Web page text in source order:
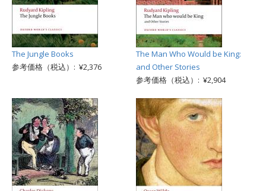
The Jungle Books
参考価格（税込）: ¥2,376
The Man Who Would be King:
and Other Stories
参考価格（税込）: ¥2,904